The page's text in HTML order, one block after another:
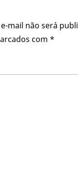
mail não será
com *